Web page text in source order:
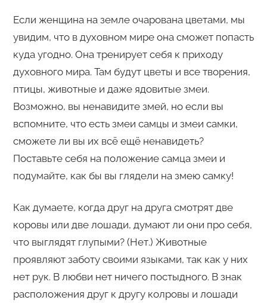
Если женщина на земле очарована цветами, мы
увидим, что в духовном мире она сможет попасть
куда угодно. Она тренирует себя к приходу
духовного мира. Там будут цветы и все творения,
птицы, животные и даже ядовитые змеи.
Возможно, вы ненавидите змей, но если вы
вспомните, что есть змеи самцы и змеи самки,
сможете ли вы их всё ещё ненавидеть?
Поставьте себя на положение самца змеи и
подумайте, как бы вы глядели на змею самку!
Как думаете, когда друг на друга смотрят две
коровы или две лошади, думают ли они про себя,
что выглядят глупыми? (Нет.) Животные
проявляют заботу своими языками, так как у них
нет рук. В любви нет ничего постыдного. В знак
расположения друг к другу колровы и лошади